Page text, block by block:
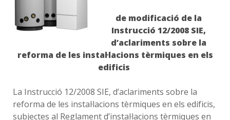
de modificació de la
Instrucció 12/2008 SIE,
d’aclariments sobre la
reforma de les instal·lacions tèrmiques en els
edificis
La Instrucció 12/2008 SIE, d’aclariments sobre la
reforma de les instal·lacions tèrmiques en els edificis,
subjectes al Reglament d’instal·lacions tèrmiques en